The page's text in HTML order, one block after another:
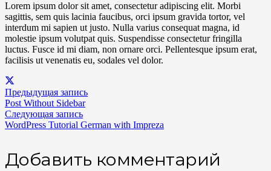
Lorem ipsum dolor sit amet, consectetur adipiscing elit. Morbi
sagittis, sem quis lacinia faucibus, orci ipsum gravida tortor, vel
interdum mi sapien ut justo. Nulla varius consequat magna, id
molestie ipsum volutpat quis. Suspendisse consectetur fringilla
luctus. Fusce id mi diam, non ornare orci. Pellentesque ipsum erat,
facilisis ut venenatis eu, sodales vel dolor.
Предыдущая запись
Post Without Sidebar
Следующая запись
WordPress Tutorial German with Impreza
Добавить комментарий